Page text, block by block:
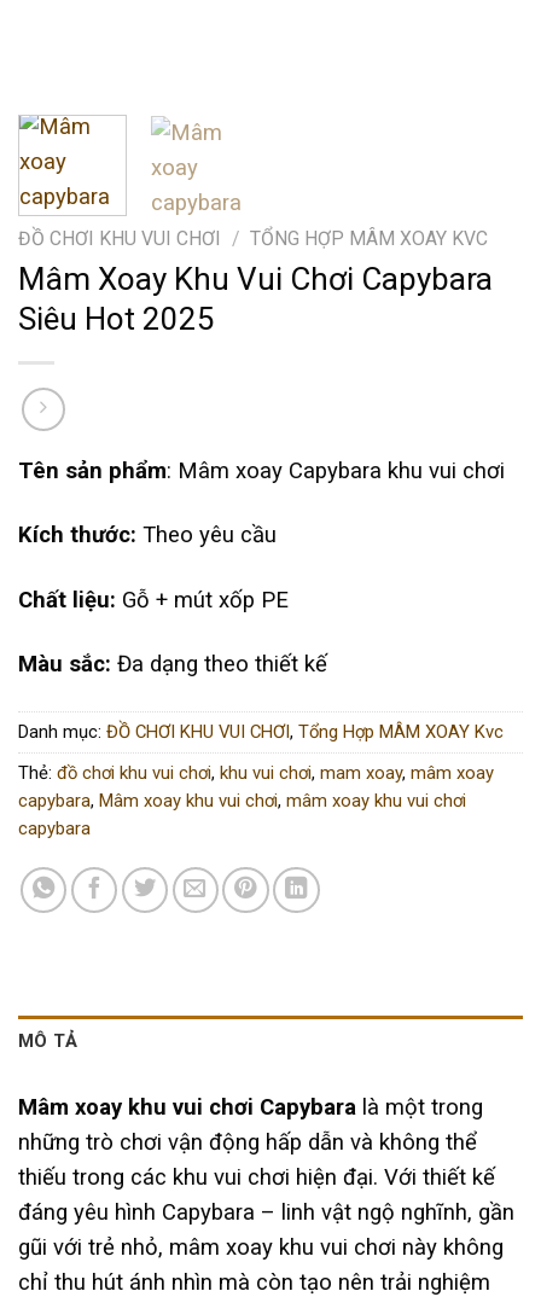
ĐỒ CHƠI KHU VUI CHƠI / TỔNG HỢP MÂM XOAY KVC
Mâm Xoay Khu Vui Chơi Capybara
Siêu Hot 2025
Tên sản phẩm: Mâm xoay Capybara khu vui chơi
Kích thước: Theo yêu cầu
Chất liệu: Gỗ + mút xốp PE
Màu sắc: Đa dạng theo thiết kế
Danh mục: ĐỒ CHƠI KHU VUI CHƠI, Tổng Hợp MÂM XOAY Kvc
Thẻ: đồ chơi khu vui chơi, khu vui chơi, mam xoay, mâm xoay
capybara, Mâm xoay khu vui chơi, mâm xoay khu vui chơi
capybara
MÔ TẢ
Mâm xoay khu vui chơi Capybara là một trong
những trò chơi vận động hấp dẫn và không thể
thiếu trong các khu vui chơi hiện đại. Với thiết kế
đáng yêu hình Capybara – linh vật ngộ nghĩnh, gần
gũi với trẻ nhỏ, mâm xoay khu vui chơi này không
chỉ thu hút ánh nhìn mà còn tạo nên trải nghiệm